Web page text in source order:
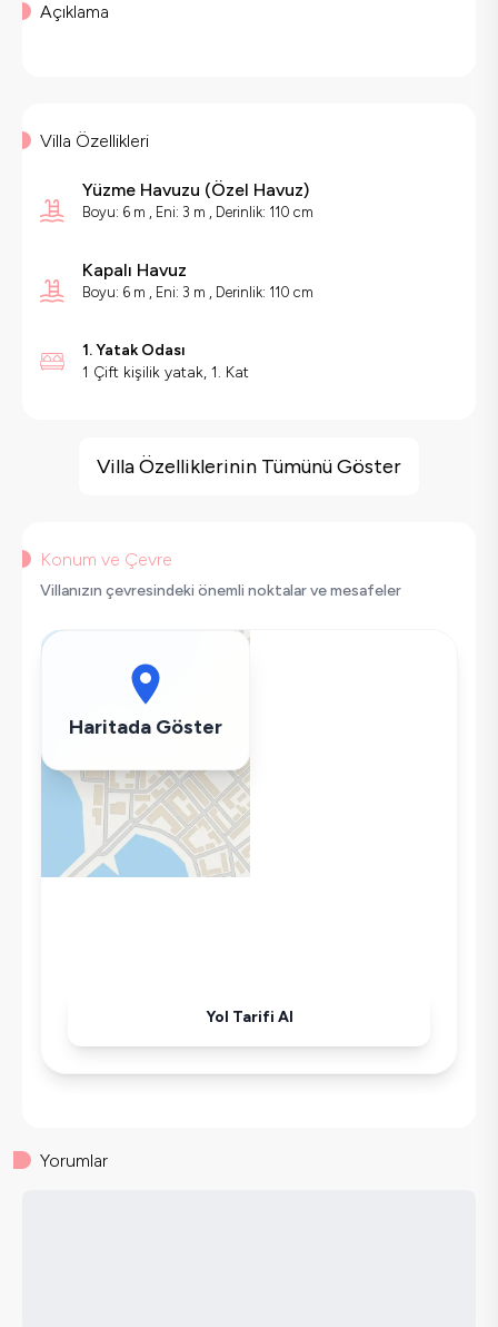
Açıklama
Villa Özellikleri
Yüzme Havuzu (Özel Havuz)
Boyu: 6 m , Eni: 3 m , Derinlik: 110 cm
Kapalı Havuz
Boyu: 6 m , Eni: 3 m , Derinlik: 110 cm
1. Yatak Odası
1 Çift kişilik yatak, 1. Kat
Deniz Manzarası
Sinema Odası
Kapalı Havuz
Langırt
Saç Kurutma Makinası
Buzdolabı
Klima
Wifi / İnternet
Kettle
Villa Özelliklerinin Tümünü Göster
Konum ve Çevre
Villanızın çevresindeki önemli noktalar ve mesafeler
Haritada Göster
Yol Tarifi Al
Yorumlar